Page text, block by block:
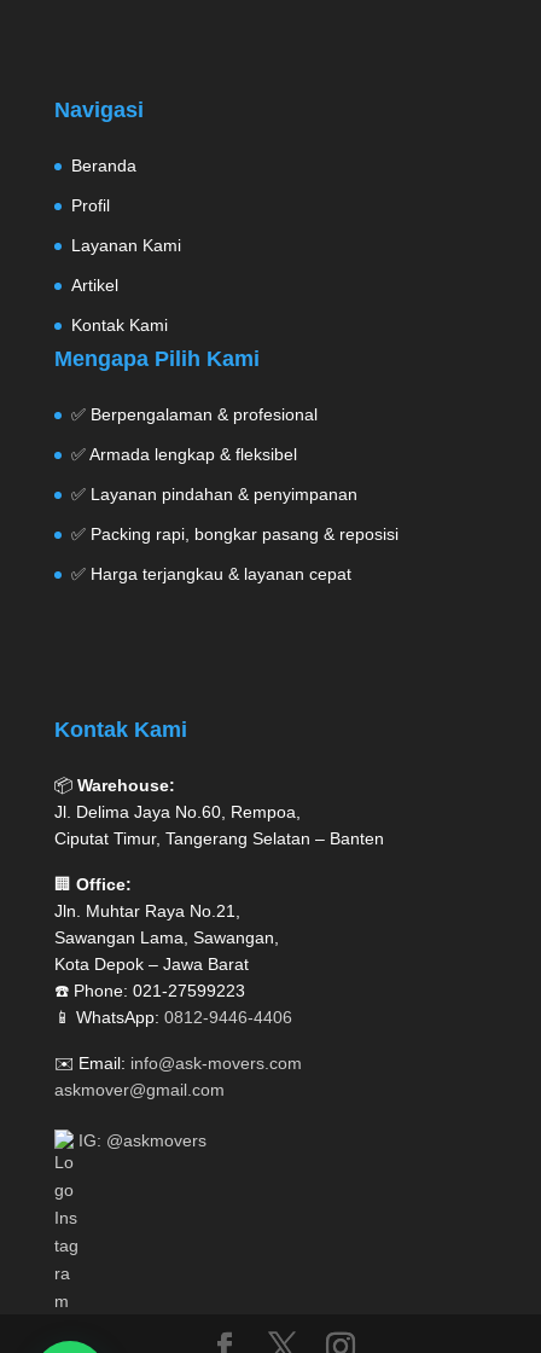
Navigasi
Beranda
Profil
Layanan Kami
Artikel
Kontak Kami
Mengapa Pilih Kami
✅ Berpengalaman & profesional
✅ Armada lengkap & fleksibel
✅ Layanan pindahan & penyimpanan
✅ Packing rapi, bongkar pasang & reposisi
✅ Harga terjangkau & layanan cepat
Kontak Kami
📦 Warehouse:
Jl. Delima Jaya No.60, Rempoa,
Ciputat Timur, Tangerang Selatan – Banten
🏢 Office:
Jln. Muhtar Raya No.21,
Sawangan Lama, Sawangan,
Kota Depok – Jawa Barat
☎️ Phone: 021-27599223
📱 WhatsApp: 0812-9446-4406
✉️ Email: info@ask-movers.com
askmover@gmail.com
IG: @askmovers